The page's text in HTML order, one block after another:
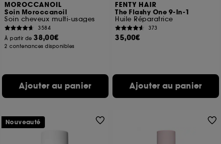
MOROCCANOIL
Soin Moroccanoil
Soin cheveux multi-usages
3584
À partir de38,00€
2 contenances disponibles
Ajouter au panier
FENTY HAIR
The Flashy One 9-In-1
Huile Réparatrice
373
35,00€
Ajouter au panier
Nouveauté
sites tiers et sur les réseaux sociaux, sur la base
des pages que vous avez consultées, de votre
navigation, et de l'historique de vos interactions.
Cookies de mesure d’audience :
Cookies de sécurisation des paiements en ligne :
ils nous permettent de lutter notamment contre les
usurpations d’identité.